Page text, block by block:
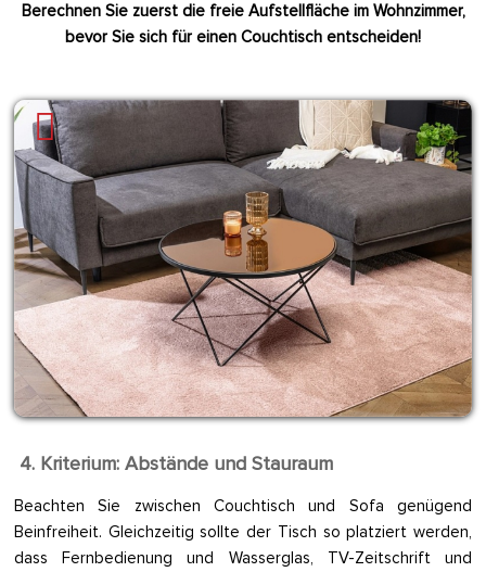
Berechnen Sie zuerst die freie Aufstellfläche im Wohnzimmer,
bevor Sie sich für einen Couchtisch entscheiden!
4. Kriterium: Abstände und Stauraum
Beachten Sie zwischen Couchtisch und Sofa genügend
Beinfreiheit. Gleichzeitig sollte der Tisch so platziert werden,
dass Fernbedienung und Wasserglas, TV-Zeitschrift und